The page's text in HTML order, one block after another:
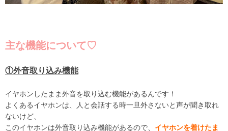
主な機能について♡
①外音取り込み機能
イヤホンしたまま外音を取り込む機能があるんです！
よくあるイヤホンは、人と会話する時一旦外さないと声が聞き取れ
ないけど、
このイヤホンは外音取り込み機能があるので、 イヤホンを着けたま